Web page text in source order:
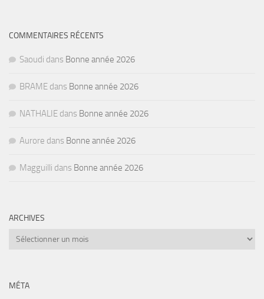
COMMENTAIRES RÉCENTS
Saoudi dans Bonne année 2026
BRAME dans Bonne année 2026
NATHALIE dans Bonne année 2026
Aurore dans Bonne année 2026
Magguilli dans Bonne année 2026
ARCHIVES
Archives
MÉTA